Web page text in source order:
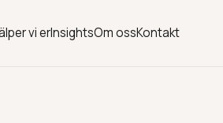
vi erInsightsOm ossKontakt